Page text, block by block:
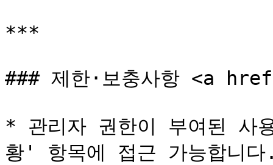
***
### 제한·보충사항 <a
* 관리자 권한이 부여된 사
황' 항목에 접근 가능합니